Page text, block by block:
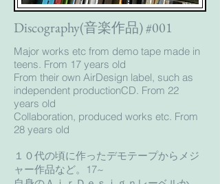
Discography(音楽作品) #001
Major works etc from demo tape made in
teens. From 17 years old
From their own AirDesign label, such as
independent productionCD. From 22
years old
Collaboration, produced works etc. From
28 years old
１０代の頃に作ったデモテープからメジ
ャー作品など。17~